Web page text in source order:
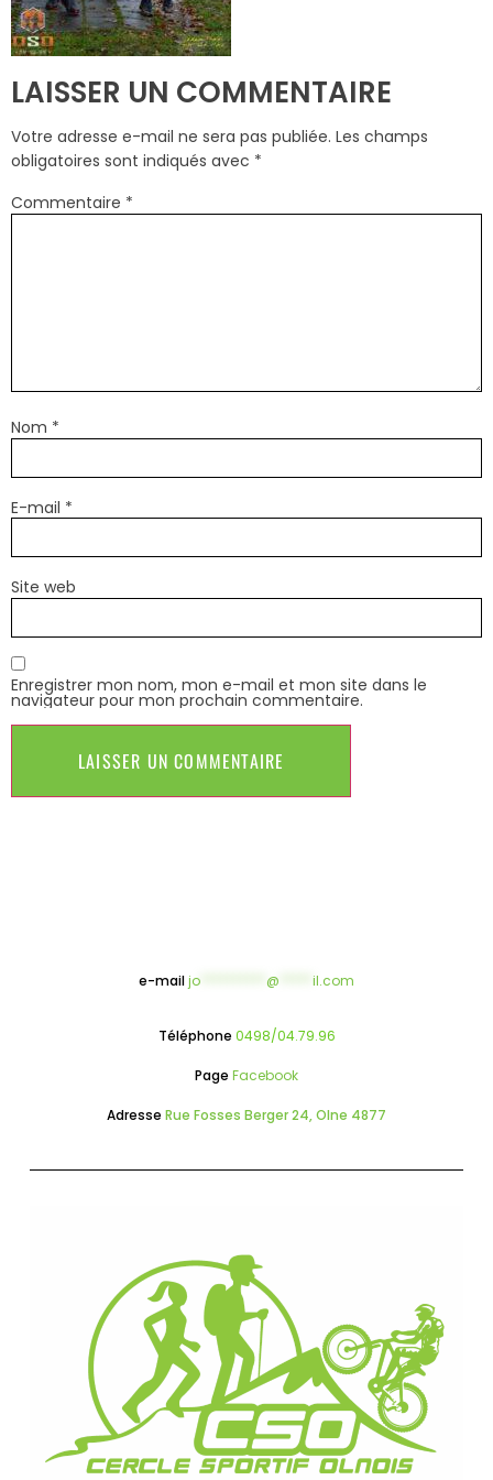
LAISSER UN COMMENTAIRE
Votre adresse e-mail ne sera pas publiée. Les champs
obligatoires sont indiqués avec *
Commentaire *
Nom *
E-mail *
Site web
Enregistrer mon nom, mon e-mail et mon site dans le
navigateur pour mon prochain commentaire.
e-mailjo @ il.com
Téléphone 0498/04.79.96
Page Facebook
Adresse Rue Fosses Berger 24, Olne 4877